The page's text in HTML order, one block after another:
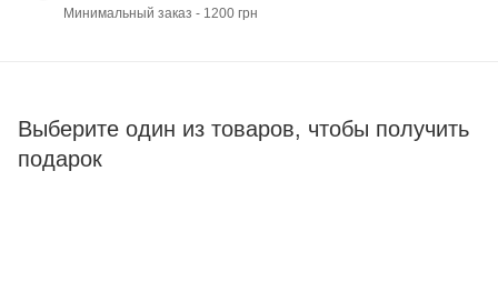
Минимальный заказ - 1200 грн
Выберите один из товаров, чтобы получить
подарок